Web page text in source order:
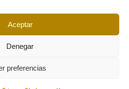
Aceptar
Denegar
preferencias